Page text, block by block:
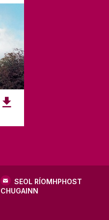
den chéad scoth a
fáil.
SEOL RÍOMHPHOST
CHUGAINN